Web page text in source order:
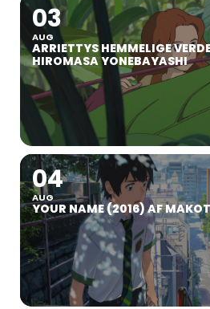
03
AUG
ARRIETTYS HEMMELIGE
HIROMASA YONEBAYASHI
04
AUG
YOUR NAME (2016) AF